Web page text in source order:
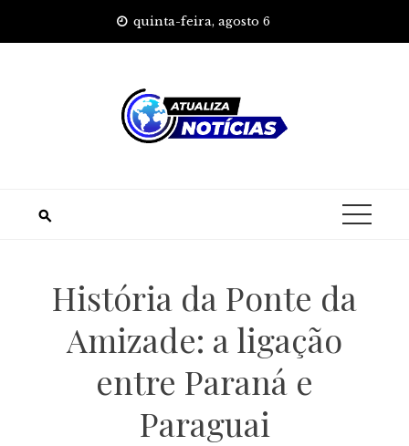
quinta-feira, agosto 6
História da Ponte da
Amizade: a ligação
entre Paraná e
Paraguai